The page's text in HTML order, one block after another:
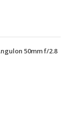
50mm f/2.8